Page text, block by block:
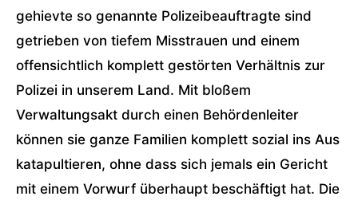
gehievte so genannte Polizeibeauftragte sind
getrieben von tiefem Misstrauen und einem
offensichtlich komplett gestörten Verhältnis zur
Polizei in unserem Land. Mit bloßem
Verwaltungsakt durch einen Behördenleiter
können sie ganze Familien komplett sozial ins Aus
katapultieren, ohne dass sich jemals ein Gericht
mit einem Vorwurf überhaupt beschäftigt hat. Die